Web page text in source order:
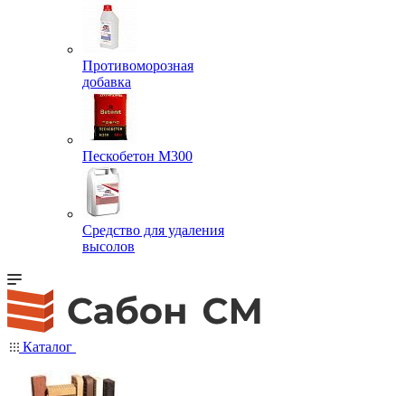
Противоморозная
добавка
Пескобетон М300
Средство для удаления
высолов
Каталог